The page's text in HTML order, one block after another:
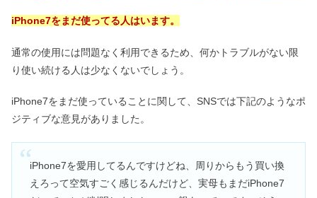
リー&痩せた・ダイエット向き？
顔のシミを消す方法はニベア？顔に塗
iPhone7をまだ使ってる人はいます。
通常の使用には問題なく利用できるため、何かトラブルがない限
り使い続ける人は少なくないでしょう。
iPhone7をまだ使っていることに関して、SNSでは下記のようなポ
ジティブな意見がありました。
iPhone7を愛用してるんですけどね、周りからもう買い換
えろって空気すごく感じるんだけど、実母もまだiPhone7